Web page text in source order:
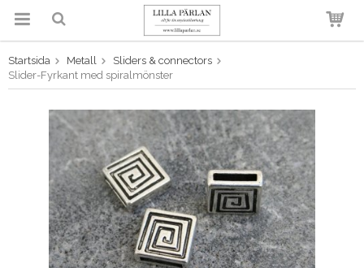
Produkten har blivit tillagd i
varukorgen
Startsida Metall
Sliders & connectors
Slider-Fyrkant med spiralmönster